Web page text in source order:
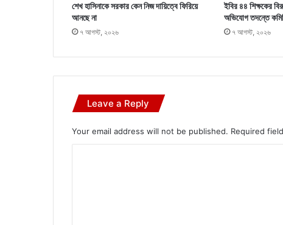
শেখ হাসিনাকে সরকার কেন নিজ দায়িত্বে ফিরিয়ে
আনছে না
৭ আগস্ট, ২০২৬
ইবির ৪৪ শিক্ষকের
অভিযোগ তদন্তে
৭ আগস্ট, ২০২৬
Leave a Reply
Your email address will not be published. Required